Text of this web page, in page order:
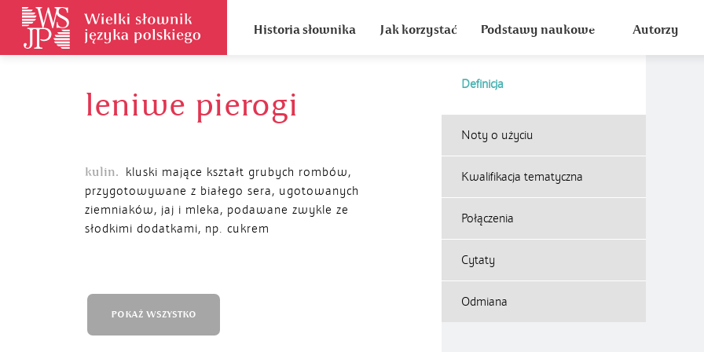
Historia słownika Jak korzystać Podstawy naukowe Autorzy
leniwe pierogi
Definicja
kulin.
kluski mające kształt grubych rombów,
przygotowywane z białego sera, ugotowanych
ziemniaków, jaj i mleka, podawane zwykle ze
słodkimi dodatkami, np. cukrem
Noty o użyciu
Kwalifikacja tematyczna
Połączenia
Cytaty
Odmiana
POKAŻ WSZYSTKO